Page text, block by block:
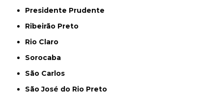
Presidente Prudente
Ribeirão Preto
Rio Claro
Sorocaba
São Carlos
São José do Rio Preto